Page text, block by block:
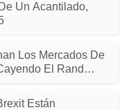
Un Acantilado,
Los Mercados De
El Rand
Están